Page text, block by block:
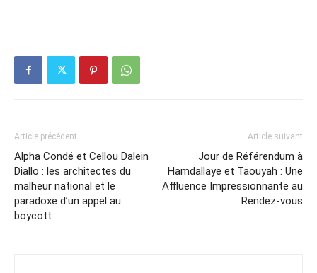
Article précédent
Alpha Condé et Cellou Dalein
Diallo : les architectes du
malheur national et le
paradoxe d’un appel au
boycott
Article suivant
Jour de Référendum à
Hamdallaye et Taouyah : Une
Affluence Impressionnante au
Rendez-vous